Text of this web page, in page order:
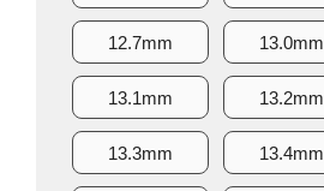
12.7mm 13.0mm
13.1mm 13.2mm
13.3mm 13.4mm